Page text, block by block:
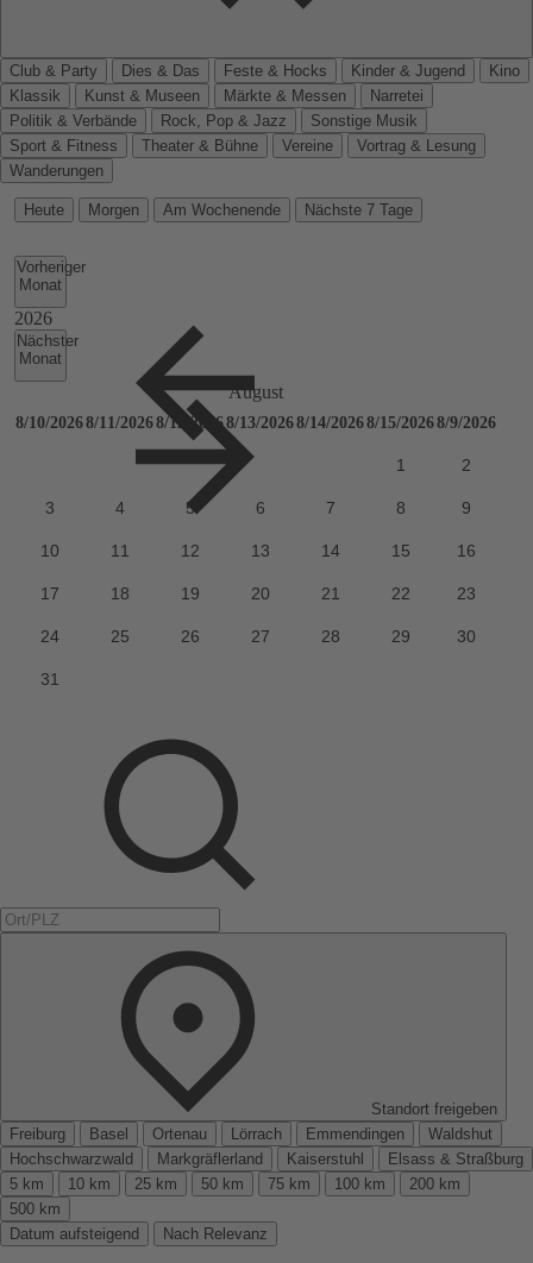
Club & Party Dies & Das Feste & Hocks Kinder & Jugend
Kino
Klassik
Kunst & Museen Märkte & Messen
Narretei
Politik & Verbände
Rock, Pop & Jazz
Sonstige Musik
Sport & Fitness
Theater & Bühne Vereine
Vortrag & Lesung
Wanderungen
Heute Morgen Am Wochenende Nächste 7 Tage
Vorheriger
Monat
Nächster
Monat
Standort freigeben
Freiburg
Basel Ortenau Lörrach Emmendingen
Waldshut
Hochschwarzwald
Markgräflerland Kaiserstuhl
Elsass & Straßburg
5 km
10 km 25 km 50 km 75 km 100 km
200 km
500 km
Datum aufsteigend
Nach Relevanz